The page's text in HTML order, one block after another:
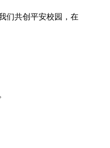
们共创平安校园，在